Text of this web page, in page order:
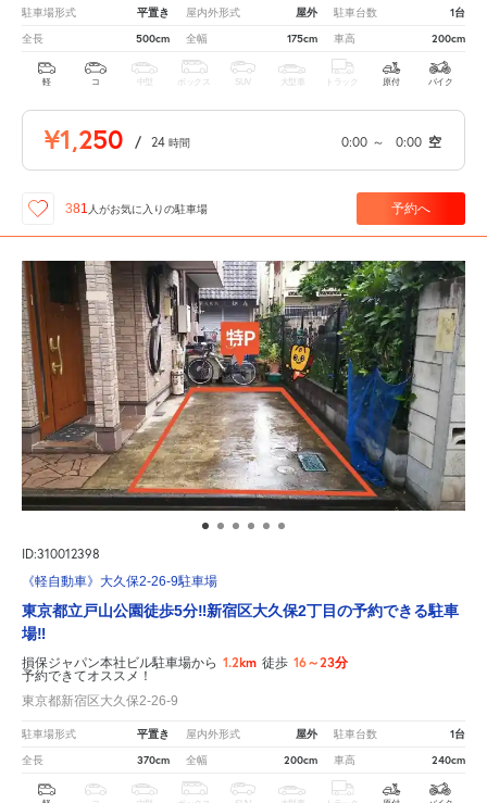
駐車場形式 平置き 屋内外形式 屋外 駐車台数 1台
全長 500cm 全幅 175cm 車高 200cm
軽 コ 中型 ボックス SUV 大型車 トラック 原付 バイク
¥1,250 / 24 時間 0:00 ～ 0:00 空
381 人がお気に入りの駐車場 予約へ
ID:310012398
《軽自動車》大久保2-26-9駐車場
東京都立戸山公園徒歩5分‼︎新宿区大久保2丁目の予約できる駐車
場‼︎
損保ジャパン本社ビル駐車場から 1.2km 徒歩 16～23分
予約できてオススメ！
東京都新宿区大久保2-26-9
駐車場形式 平置き 屋内外形式 屋外 駐車台数 1台
全長 370cm 全幅 200cm 車高 240cm